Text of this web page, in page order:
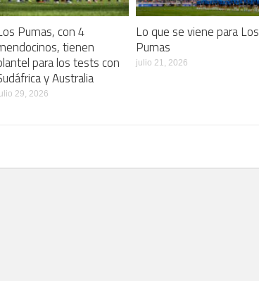
Pumas, con 4
tienen
para los tests con
y Australia
29, 2026
Lo que se viene para Los
Pumas
julio 21, 2026